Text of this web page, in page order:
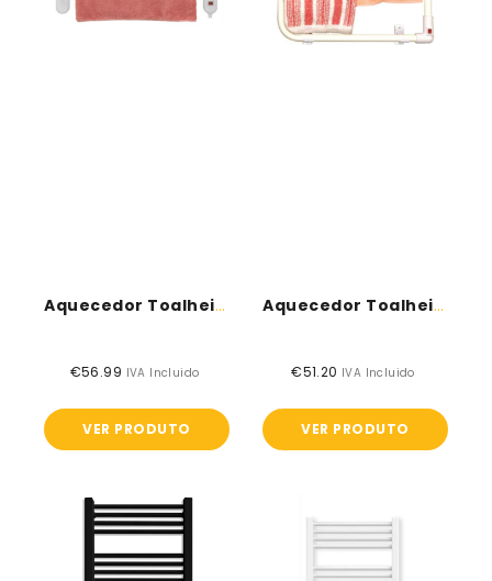
Aquecedor Toalheiro - TH8002 - ORBEGOZO
Preço
€56.99 IVA Incluido
VER PRODUTO
Aquecedor Toalheiro - TH8000 - ORBEGOZO
Preço
€51.20 IVA Incluido
VER PRODUTO
Toalheiro
-
500W.S/F.-
Toalheiro
-
NOOR500